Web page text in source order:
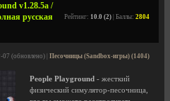
v1.28.5a /
русская
Рейтинг: 10.0 (2) | Баллы: 2804
07 (обновлено) | Песочницы (Sandbox-игры) (1404)
People Playground - жесткий
физический симулятор-песочница,